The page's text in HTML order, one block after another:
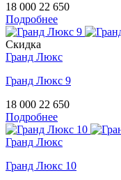
18 000 22 650
Подробнее
Скидка
Гранд Люкс
Гранд Люкс 9
18 000 22 650
Подробнее
Гранд Люкс
Гранд Люкс 10